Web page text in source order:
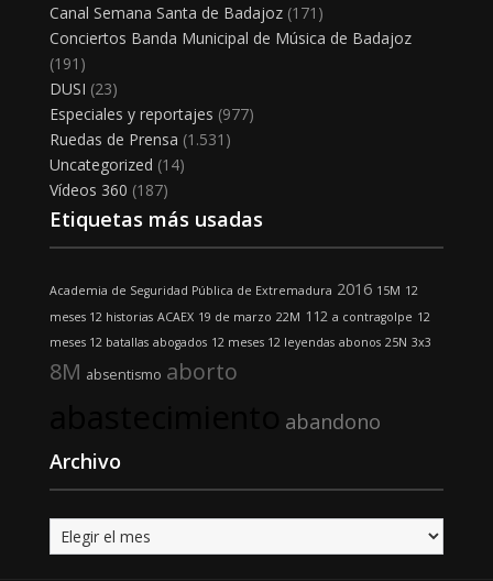
Canal Semana Santa de Badajoz(171)
Conciertos Banda Municipal de Música de Badajoz
(191)
DUSI (23)
Especiales y reportajes (977)
Ruedas de Prensa (1.531)
Uncategorized (14)
Vídeos 360 (187)
Etiquetas más usadas
Academia de Seguridad Pública de Extremadura 2016 15M 12
meses 12 historias ACAEX 19 de marzo 22M 112 a contragolpe 12
meses 12 batallas abogados 12 meses 12 leyendas abonos 25N 3x3
8M absentismo aborto
abandono
Archivo
Archivo